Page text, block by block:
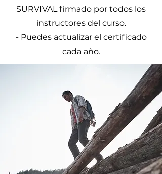
SURVIVAL firmado por todos los
instructores del curso.
- Puedes actualizar el certificado
cada año.